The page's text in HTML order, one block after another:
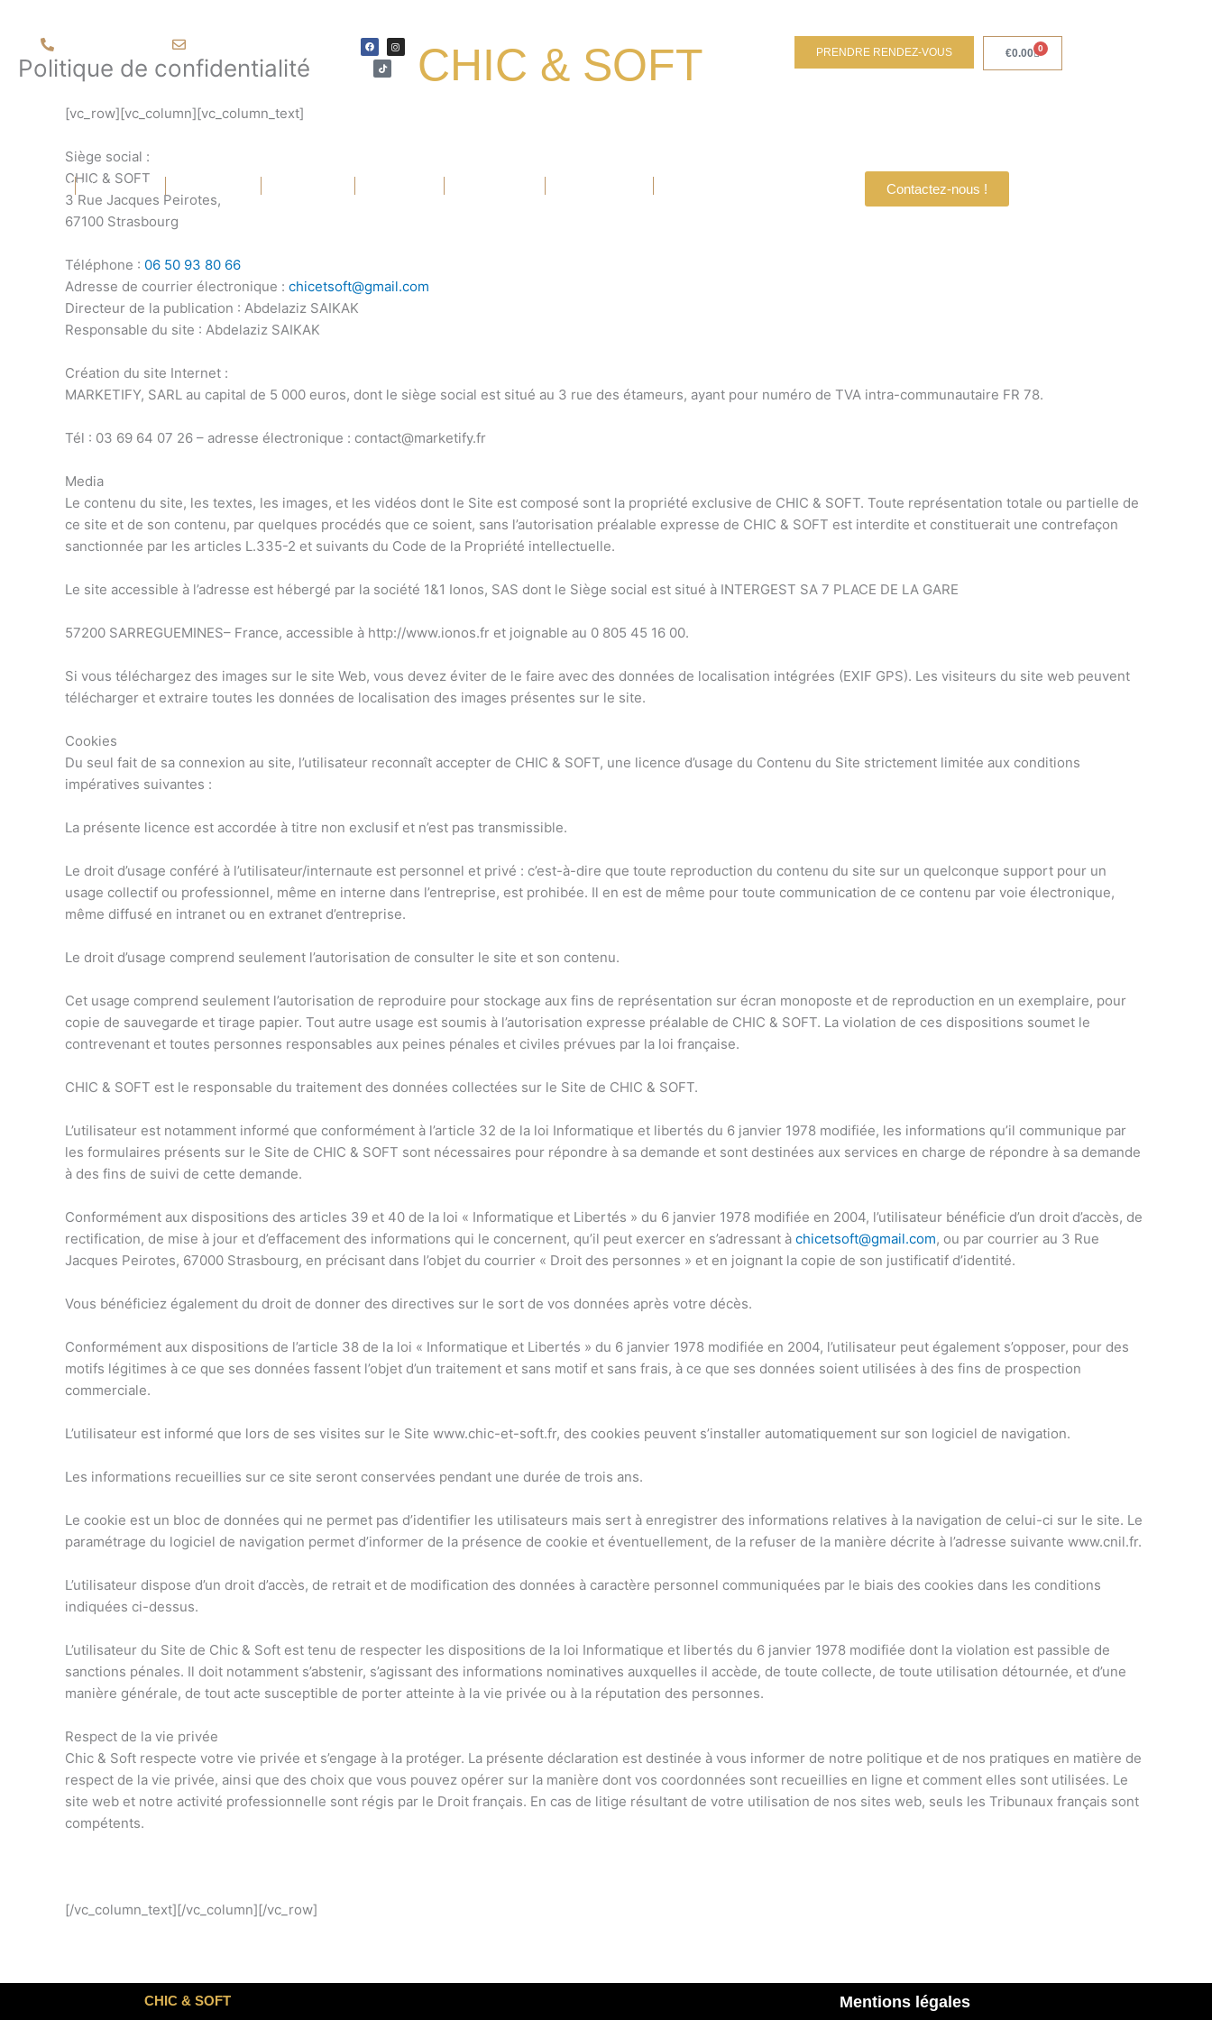
contenu
chicetsoft@gmail.com
F
a
c
b
I
n
s
k
t
o
CHIC & SOFT PRENDRE RENDEZ-VOUS €0.00 0
Panier
ACCUEIL COSTUMES Contactez-nous !
Politique de confidentialité
[vc_row][vc_column][vc_column_text]
Siège social :
CHIC & SOFT
3 Rue Jacques Peirotes,
67100 Strasbourg
Téléphone : 06 50 93 80 66
Adresse de courrier électronique : chicetsoft@gmail.com
Directeur de la publication : Abdelaziz SAIKAK
Responsable du site : Abdelaziz SAIKAK
Création du site Internet :
MARKETIFY, SARL au capital de 5 000 euros, dont le siège social est situé au 3 rue des étameurs, ayant pour numéro de TVA intra-communautaire FR 78.
Tél : 03 69 64 07 26 – adresse électronique : contact@marketify.fr
Media
Le contenu du site, les textes, les images, et les vidéos dont le Site est composé sont la propriété exclusive de CHIC & SOFT. Toute représentation totale ou partielle de
ce site et de son contenu, par quelques procédés que ce soient, sans l’autorisation préalable expresse de CHIC & SOFT est interdite et constituerait une contrefaçon
sanctionnée par les articles L.335-2 et suivants du Code de la Propriété intellectuelle.
Le site accessible à l’adresse est hébergé par la société 1&1 Ionos, SAS dont le Siège social est situé à INTERGEST SA 7 PLACE DE LA GARE
57200 SARREGUEMINES– France, accessible à http://www.ionos.fr et joignable au 0 805 45 16 00.
Si vous téléchargez des images sur le site Web, vous devez éviter de le faire avec des données de localisation intégrées (EXIF GPS). Les visiteurs du site web peuvent
télécharger et extraire toutes les données de localisation des images présentes sur le site.
Cookies
Du seul fait de sa connexion au site, l’utilisateur reconnaît accepter de CHIC & SOFT, une licence d’usage du Contenu du Site strictement limitée aux conditions
impératives suivantes :
La présente licence est accordée à titre non exclusif et n’est pas transmissible.
Le droit d’usage conféré à l’utilisateur/internaute est personnel et privé : c’est-à-dire que toute reproduction du contenu du site sur un quelconque support pour un
usage collectif ou professionnel, même en interne dans l’entreprise, est prohibée. Il en est de même pour toute communication de ce contenu par voie électronique,
même diffusé en intranet ou en extranet d’entreprise.
Le droit d’usage comprend seulement l’autorisation de consulter le site et son contenu.
Cet usage comprend seulement l’autorisation de reproduire pour stockage aux fins de représentation sur écran monoposte et de reproduction en un exemplaire, pour
copie de sauvegarde et tirage papier. Tout autre usage est soumis à l’autorisation expresse préalable de CHIC & SOFT. La violation de ces dispositions soumet le
contrevenant et toutes personnes responsables aux peines pénales et civiles prévues par la loi française.
CHIC & SOFT est le responsable du traitement des données collectées sur le Site de CHIC & SOFT.
L’utilisateur est notamment informé que conformément à l’article 32 de la loi Informatique et libertés du 6 janvier 1978 modifiée, les informations qu’il communique par
les formulaires présents sur le Site de CHIC & SOFT sont nécessaires pour répondre à sa demande et sont destinées aux services en charge de répondre à sa demande
à des fins de suivi de cette demande.
Conformément aux dispositions des articles 39 et 40 de la loi « Informatique et Libertés » du 6 janvier 1978 modifiée en 2004, l’utilisateur bénéficie d’un droit d’accès, de
rectification, de mise à jour et d’effacement des informations qui le concernent, qu’il peut exercer en s’adressant à chicetsoft@gmail.com, ou par courrier au 3 Rue
Jacques Peirotes, 67000 Strasbourg, en précisant dans l’objet du courrier « Droit des personnes » et en joignant la copie de son justificatif d’identité.
Vous bénéficiez également du droit de donner des directives sur le sort de vos données après votre décès.
Conformément aux dispositions de l’article 38 de la loi « Informatique et Libertés » du 6 janvier 1978 modifiée en 2004, l’utilisateur peut également s’opposer, pour des
motifs légitimes à ce que ses données fassent l’objet d’un traitement et sans motif et sans frais, à ce que ses données soient utilisées à des fins de prospection
commerciale.
L’utilisateur est informé que lors de ses visites sur le Site www.chic-et-soft.fr, des cookies peuvent s’installer automatiquement sur son logiciel de navigation.
Les informations recueillies sur ce site seront conservées pendant une durée de trois ans.
Le cookie est un bloc de données qui ne permet pas d’identifier les utilisateurs mais sert à enregistrer des informations relatives à la navigation de celui-ci sur le site. Le
paramétrage du logiciel de navigation permet d’informer de la présence de cookie et éventuellement, de la refuser de la manière décrite à l’adresse suivante www.cnil.fr.
L’utilisateur dispose d’un droit d’accès, de retrait et de modification des données à caractère personnel communiquées par le biais des cookies dans les conditions
indiquées ci-dessus.
L’utilisateur du Site de Chic & Soft est tenu de respecter les dispositions de la loi Informatique et libertés du 6 janvier 1978 modifiée dont la violation est passible de
sanctions pénales. Il doit notamment s’abstenir, s’agissant des informations nominatives auxquelles il accède, de toute collecte, de toute utilisation détournée, et d’une
manière générale, de tout acte susceptible de porter atteinte à la vie privée ou à la réputation des personnes.
Respect de la vie privée
Chic & Soft respecte votre vie privée et s’engage à la protéger. La présente déclaration est destinée à vous informer de notre politique et de nos pratiques en matière de
respect de la vie privée, ainsi que des choix que vous pouvez opérer sur la manière dont vos coordonnées sont recueillies en ligne et comment elles sont utilisées. Le
site web et notre activité professionnelle sont régis par le Droit français. En cas de litige résultant de votre utilisation de nos sites web, seuls les Tribunaux français sont
compétents.
[/vc_column_text][/vc_column][/vc_row]
CHIC & SOFT Mentions légales